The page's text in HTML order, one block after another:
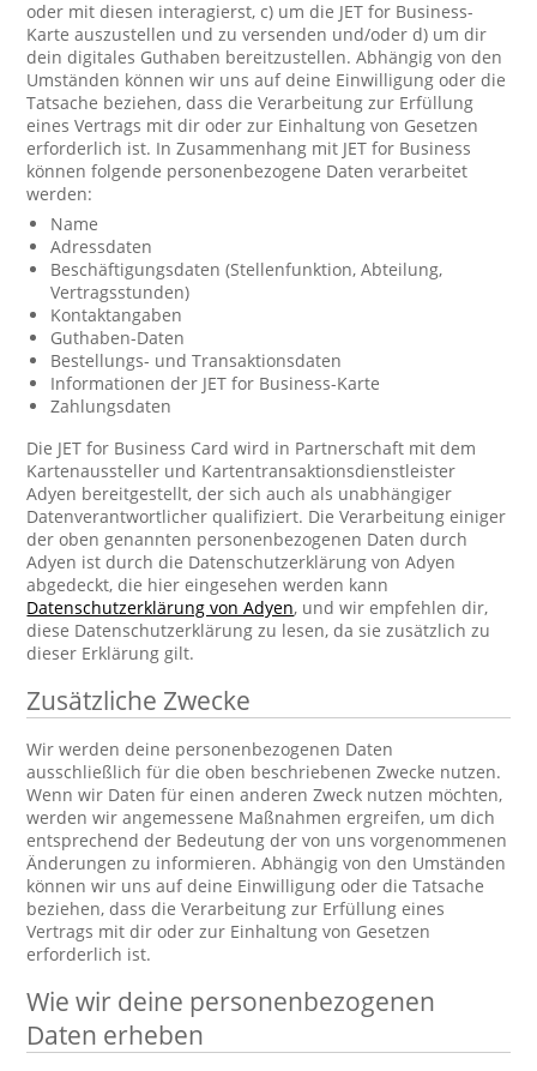
oder mit diesen interagierst, c) um die JET for Business-
Karte auszustellen und zu versenden und/oder d) um dir
dein digitales Guthaben bereitzustellen. Abhängig von den
Umständen können wir uns auf deine Einwilligung oder die
Tatsache beziehen, dass die Verarbeitung zur Erfüllung
eines Vertrags mit dir oder zur Einhaltung von Gesetzen
erforderlich ist. In Zusammenhang mit JET for Business
können folgende personenbezogene Daten verarbeitet
werden:
Name
Adressdaten
Beschäftigungsdaten (Stellenfunktion, Abteilung,
Vertragsstunden)
Kontaktangaben
Guthaben-Daten
Bestellungs- und Transaktionsdaten
Informationen der JET for Business-Karte
Zahlungsdaten
Die JET for Business Card wird in Partnerschaft mit dem
Kartenaussteller und Kartentransaktionsdienstleister
Adyen bereitgestellt, der sich auch als unabhängiger
Datenverantwortlicher qualifiziert. Die Verarbeitung einiger
der oben genannten personenbezogenen Daten durch
Adyen ist durch die Datenschutzerklärung von Adyen
abgedeckt, die hier eingesehen werden kann
Datenschutzerklärung von Adyen, und wir empfehlen dir,
diese Datenschutzerklärung zu lesen, da sie zusätzlich zu
dieser Erklärung gilt.
Zusätzliche Zwecke
Wir werden deine personenbezogenen Daten
ausschließlich für die oben beschriebenen Zwecke nutzen.
Wenn wir Daten für einen anderen Zweck nutzen möchten,
werden wir angemessene Maßnahmen ergreifen, um dich
entsprechend der Bedeutung der von uns vorgenommenen
Änderungen zu informieren. Abhängig von den Umständen
können wir uns auf deine Einwilligung oder die Tatsache
beziehen, dass die Verarbeitung zur Erfüllung eines
Vertrags mit dir oder zur Einhaltung von Gesetzen
erforderlich ist.
Wie wir deine personenbezogenen
Daten erheben